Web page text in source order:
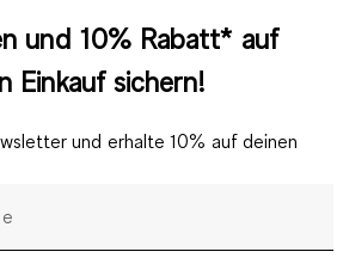
und 10% Rabatt* auf
Einkauf sichern!
und erhalte 10% auf deinen